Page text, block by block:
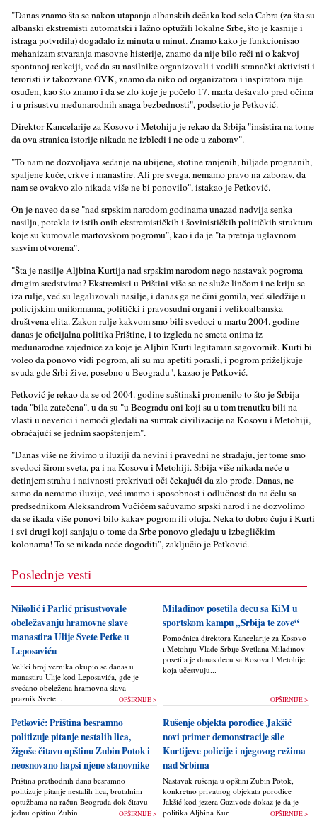
"Danas znamo šta se nakon utapanja albanskih dečaka kod sela Čabra (za šta su
albanski ekstremisti automatski i lažno optužili lokalne Srbe, što je kasnije i
istraga potvrdila) događalo iz minuta u minut. Znamo kako je funkcionisao
mehanizam stvaranja masovne histerije, znamo da nije bilo reči ni o kakvoj
spontanoj reakciji, već da su nasilnike organizovali i vodili stranački aktivisti i
teroristi iz takozvane OVK, znamo da niko od organizatora i inspiratora nije
osuđen, kao što znamo i da se zlo koje je počelo 17. marta dešavalo pred očima
i u prisustvu međunarodnih snaga bezbednosti", podsetio je Petković.
Direktor Kancelarije za Kosovo i Metohiju je rekao da Srbija "insistira na tome
da ova stranica istorije nikada ne izbledi i ne ode u zaborav".
"To nam ne dozvolјava sećanje na ubijene, stotine ranjenih, hilјade prognanih,
spalјene kuće, crkve i manastire. Ali pre svega, nemamo pravo na zaborav, da
nam se ovakvo zlo nikada više ne bi ponovilo", istakao je Petković.
On je naveo da se "nad srpskim narodom godinama unazad nadvija senka
nasilјa, potekla iz istih onih ekstremističkih i šovinističkih političkih struktura
koje su kumovale martovskom pogromu", kao i da je "ta pretnja uglavnom
sasvim otvorena".
"Šta je nasilјe Alјbina Kurtija nad srpskim narodom nego nastavak pogroma
drugim sredstvima? Ekstremisti u Prištini više se ne služe linčom i ne kriju se
iza rulјe, već su legalizovali nasilјe, i danas ga ne čini gomila, već siledžije u
policijskim uniformama, politički i pravosudni organi i velikoalbanska
društvena elita. Zakon rulјe kakvom smo bili svedoci u martu 2004. godine
danas je oficijalna politika Prištine, i to izgleda ne smeta onima iz
međunarodne zajednice za koje je Alјbin Kurti legitaman sagovornik. Kurti bi
voleo da ponovo vidi pogrom, ali su mu apetiti porasli, i pogrom priželјkuje
svuda gde Srbi žive, posebno u Beogradu", kazao je Petković.
Petković je rekao da se od 2004. godine suštinski promenilo to što je Srbija
tada "bila zatečena", u da su "u Beogradu oni koji su u tom trenutku bili na
vlasti u neverici i nemoći gledali na sumrak civilizacije na Kosovu i Metohiji,
obraćajući se jednim saopštenjem".
"Danas više ne živimo u iluziji da nevini i pravedni ne stradaju, jer tome smo
svedoci širom sveta, pa i na Kosovu i Metohiji. Srbija više nikada neće u
detinjem strahu i naivnosti prekrivati oči čekajući da zlo prođe. Danas, ne
samo da nemamo iluzije, već imamo i sposobnost i odlučnost da na čelu sa
predsednikom Aleksandrom Vučićem sačuvamo srpski narod i ne dozvolimo
da se ikada više ponovi bilo kakav pogrom ili oluja. Neka to dobro čuju i Kurti
i svi drugi koji sanjaju o tome da Srbe ponovo gledaju u izbegličkim
kolonama! To se nikada neće dogoditi", zaklјučio je Petković.
Poslednje vesti
Nikolić i Parlić prisustvovale
obeležavanju hramovne slave
manastira Ulije Svete Petke u
Leposaviću
Veliki broj vernika okupio se danas u
manastiru Ulije kod Leposavića, gde je
svečano obeležena hramovna slava –
praznik Svete...
OPŠIRNIJE >
Miladinov posetila decu sa KiM u
sportskom kampu „Srbija te zove“
Pomoćnica direktora Kancelarije za Kosovo
i Metohiju Vlade Srbije Svetlana Miladinov
posetila je danas decu sa Kosova I Metohije
koja učestvuju...
OPŠIRNIJE >
Petković: Priština besramno
politizuje pitanje nestalih lica,
žigoše čitavu opštinu Zubin Potok i
neosnovano hapsi njene stanovnike
Priština prethodnih dana besramno
politizuje pitanje nestalih lica, brutalnim
optužbama na račun Beograda dok čitavu
jednu opštinu Zubin Potok žigoše...OPŠIRNIJE >
Rušenje objekta porodice Jakšić
novi primer demonstracije sile
Kurtijeve policije i njegovog režima
nad Srbima
Nastavak rušenja u opštini Zubin Potok,
konkretno privatnog objekata porodice
Jakšić kod jezera Gazivode dokaz je da je
politika Alјbina Kurtija...
OPŠIRNIJE >